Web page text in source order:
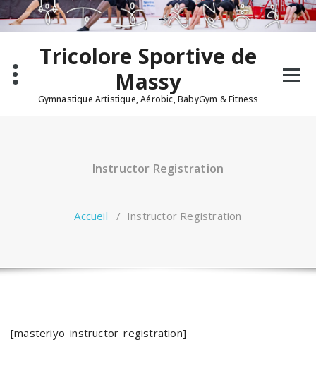
Aller
au
contenu
Tricolore Sportive de
Massy
Gymnastique Artistique, Aérobic, BabyGym & Fitness
Instructor Registration
Accueil / Instructor Registration
[masteriyo_instructor_registration]